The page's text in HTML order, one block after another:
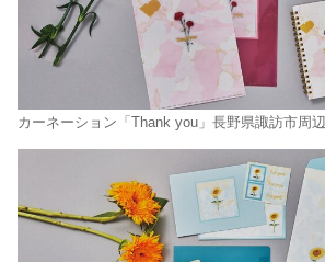
カーネーション「Thank you」長野県諏訪市周辺